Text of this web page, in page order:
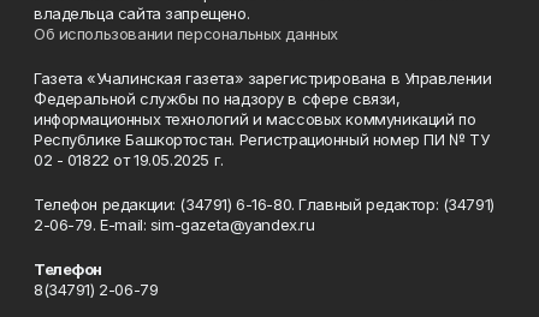
владельца сайта запрещено.
Об использовании персональных данных
Газета «Учалинская газета» зарегистрирована в Управлении
Федеральной службы по надзору в сфере связи,
информационных технологий и массовых коммуникаций по
Республике Башкортостан. Регистрационный номер ПИ № ТУ
02 - 01822 от 19.05.2025 г.
Телефон редакции: (34791) 6-16-80. Главный редактор: (34791)
2-06-79. Е-mаil: sim-gazeta@yandex.ru
Телефон
8(34791) 2-06-79